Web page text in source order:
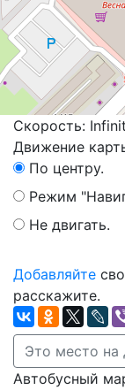
Скорость:
Движение
По центру.
Режим
Не двигать.
Добавляйте
расскажите.
Это место на
Автобусный